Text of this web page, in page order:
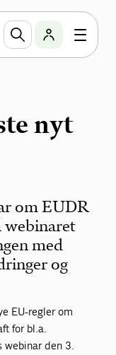
nyt
om EUDR
webinaret
med
og
EU-regler om
for bl.a.
webinar den 3.